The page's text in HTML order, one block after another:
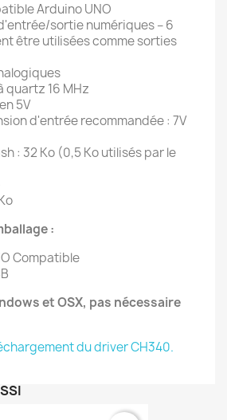
Arduino UNO
sortie numériques – 6
être utilisées comme sorties
quartz 16 MHz
5V
d'entrée recommandée : 7V
: 32 Ko (0,5 Ko utilisés par le
:
Compatible
et OSX, pas nécessaire
du driver CH340.